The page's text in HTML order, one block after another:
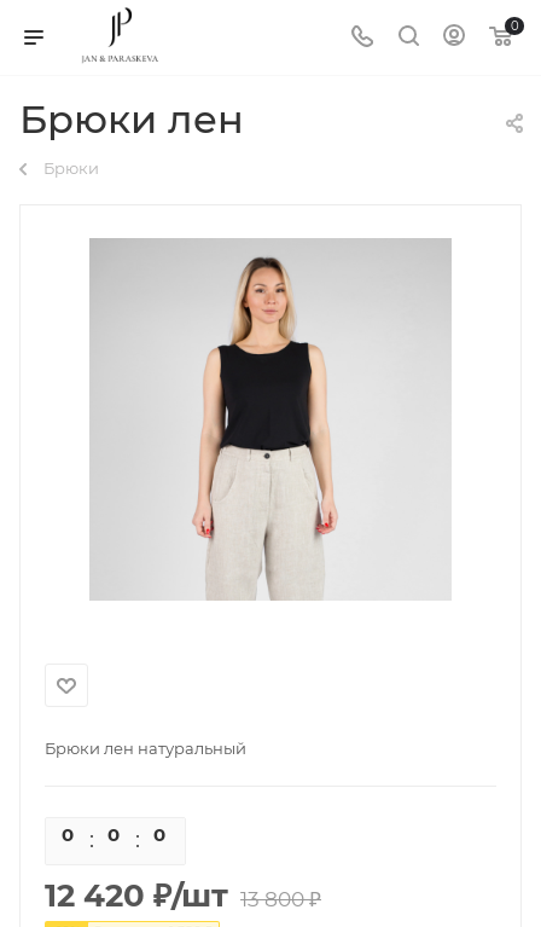
0
Брюки лен
Брюки
Брюки лен натуральный
0 0 0
12 420 ₽/шт 13 800₽